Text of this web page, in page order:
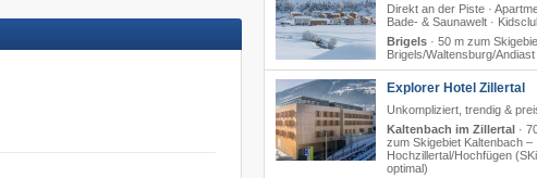
Direkt an der Piste ·
Bade- & Saunawelt ·
Brigels· 50 m zum
Brigels/​Waltensburg/​Andiast
Explorer Hotel Zillertal
Unkompliziert, trendig &
Kaltenbach im Zillertal·
zum Skigebiet Kaltenbach –
Hochzillertal/​Hochfügen
optimal)